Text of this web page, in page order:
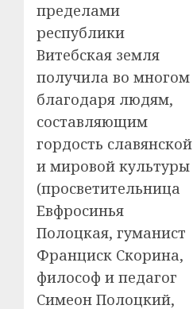
пределами
республики
Витебская земля
получила во многом
благодаря людям,
составляющим
гордость славянской
и мировой культуры
(просветительница
Евфросинья
Полоцкая, гуманист
Франциск Скорина,
философ и педагог
Симеон Полоцкий,